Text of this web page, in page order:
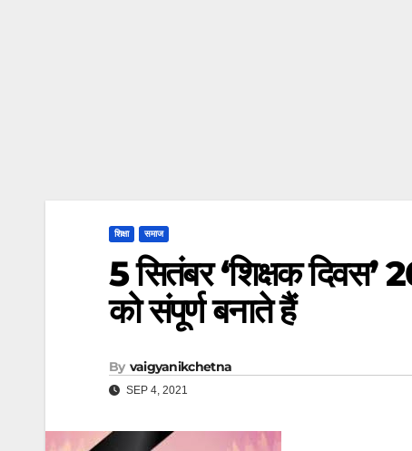
शिक्षा समाज
5 सितंबर ‘शिक्षक दिवस’
को संपूर्ण बनाते हैं
By vaigyanikchetna
SEP 4, 2021